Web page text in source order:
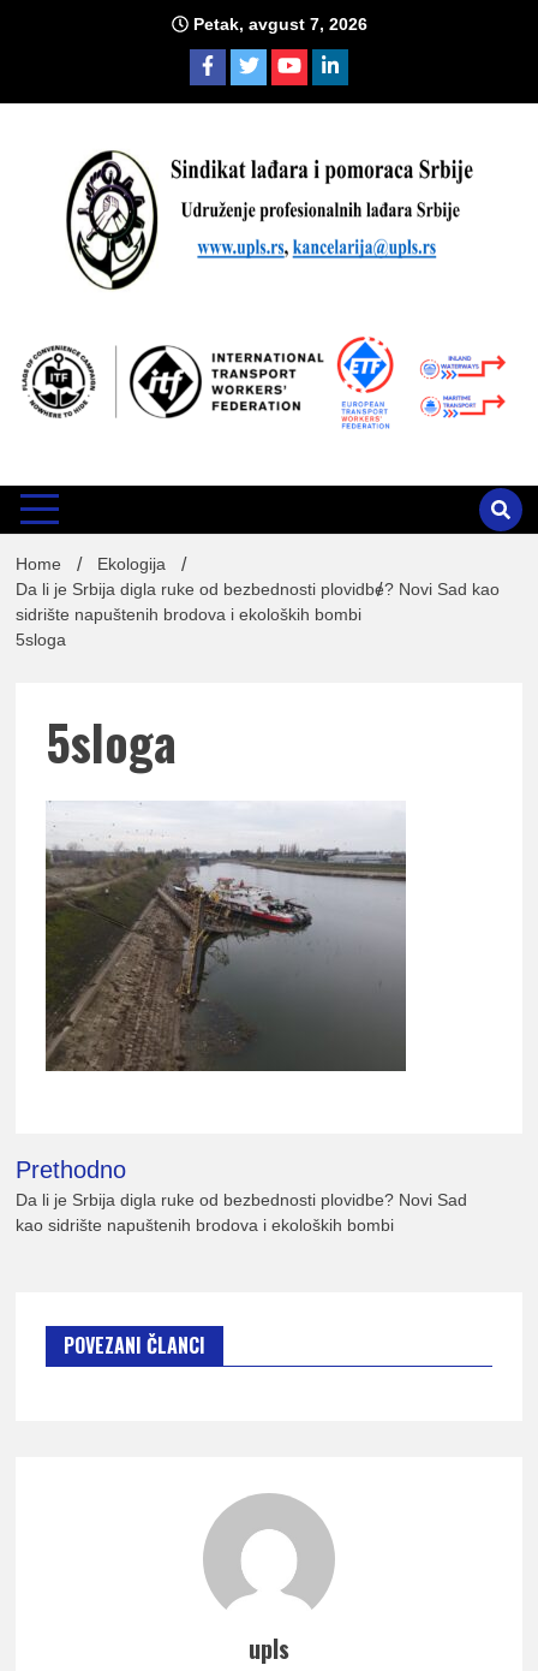
Petak, avgust 7, 2026
lađara i pomoraca Srbije
Home
Ekologija
Da li je Srbija digla ruke od bezbednosti plovidbe? Novi Sad kao
sidrište napuštenih brodova i ekoloških bombi
5sloga
5sloga
Kretanje
članka
Prethodno
Da li je Srbija digla ruke od bezbednosti plovidbe? Novi Sad
kao sidrište napuštenih brodova i ekoloških bombi
POVEZANI ČLANCI
upls